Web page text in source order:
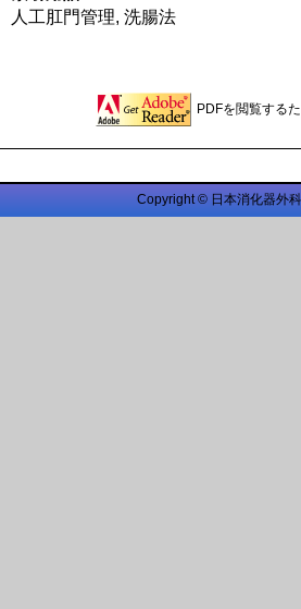
人工肛門管理, 洗腸法
PDFを閲覧する
Copyright © 日本消化器外